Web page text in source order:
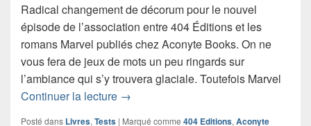
Radical changement de décorum pour le nouvel
épisode de l’association entre 404 Éditions et les
romans Marvel publiés chez Aconyte Books. On ne
vous fera de jeux de mots un peu ringards sur
l’ambiance qui s’y trouvera glaciale. Toutefois Marvel
Continuer la lecture Chronique roman Marvel Les
→
Posté dans Livres, Tests | Marqué comme 404 Editions, Aconyte